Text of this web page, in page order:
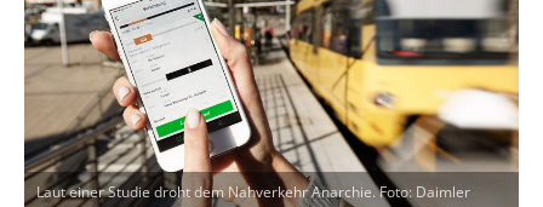
Laut einer Studie droht dem Nahverkehr Anarchie. Foto: Daimler